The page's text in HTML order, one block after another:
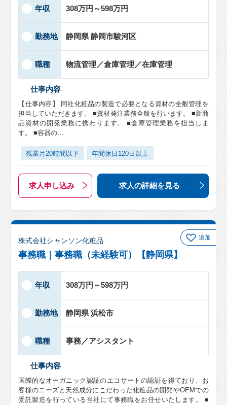
年収 308万円～598万円
勤務地 静岡県 静岡市駿河区
職種 物流管理／倉庫管理／在庫管理
仕事内容
【仕事内容】 同社化粧品の製造で必要となる資材の全般管理を
担当していただきます。 ■資材発注業務全般を行います。 ■新商
品資材の開発業務に携わります。 ■倉庫管理業務を担当しま
す。 ■容器の…
残業月20時間以下 年間休日120日以上
求人申し込み 求人の詳細を見る
追加
株式会社シャンソン化粧品
事務職｜事務職（未経験可）【静岡県】
年収 308万円～598万円
勤務地 静岡県 浜松市
職種 事務／アシスタント
仕事内容
国際的なオーガニック認証のエコサートの認証を得ており、お
客様のニーズと天然成分にこだわった化粧品の開発やOEMでの
受託製造を行っている当社にて事務職をお任せいたします。 ■